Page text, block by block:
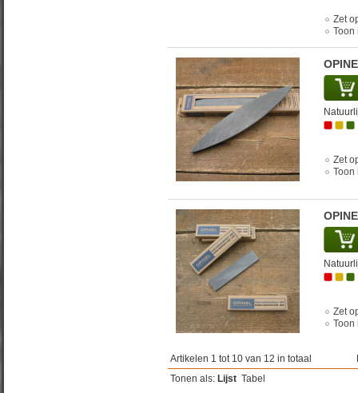
Zet
Toon
Zet
Toon
Zet
Toon
Artikelen 1 tot 10 van 12 in totaal
Tonen als: Lijst Tabel